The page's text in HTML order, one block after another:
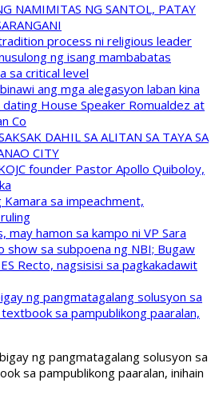
NAMIMITAS NG SANTOL, PATAY
process ni religious leader
ng isang mambabatas
sa critical level
ang mga alegasyon laban kina
House Speaker Romualdez at
Co
DAHIL SA ALITAN SA TAYA SA
CITY
founder Pastor Apollo Quiboloy,
sa impeachment,
hamon sa kampo ni VP Sara
show sa subpoena ng NBI; Bugaw
Recto, nagsisisi sa pagkakadawit
ng pangmatagalang solusyon sa
sa pampublikong paaralan,
ng pangmatagalang solusyon sa
sa pampublikong paaralan, inihain